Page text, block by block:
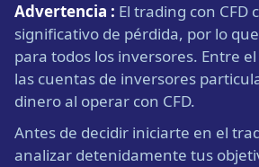
Advertencia : El trading con CFD
significativo de pérdida, por lo
para todos los inversores. Entre el
las cuentas de inversores
dinero al operar con CFD.
Antes de decidir iniciarte en el
analizar detenidamente tus